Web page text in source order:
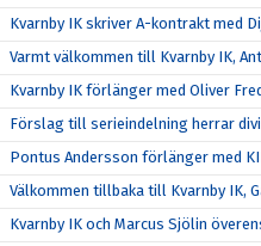
Kvarnby IK skriver A-kontrakt med
Varmt välkommen till Kvarnby IK,
Kvarnby IK förlänger med Oliver
Förslag till serieindelning herrar
Pontus Andersson förlänger med
Välkommen tillbaka till Kvarnby IK,
Kvarnby IK och Marcus Sjölin